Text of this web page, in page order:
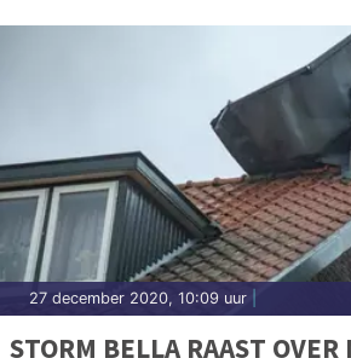
27 december 2020, 10:09 uur
STORM BELLA RAAST OVER